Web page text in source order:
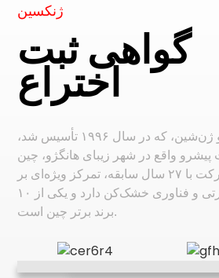
ژنکسین
گواهی ثبت
اختراع
شرکت هانگژو ژن‌شین، که در سال ۱۹۹۶ تأسیس شد،
واقع در شهر زیبای هانگژو، چین
است. این شرکت با ۲۷ سال سابقه، تمرکز ویژه‌ای بر
پمپ‌های حرارتی و فناوری خشک‌کن دارد و یکی از ۱۰
برند برتر چین است.